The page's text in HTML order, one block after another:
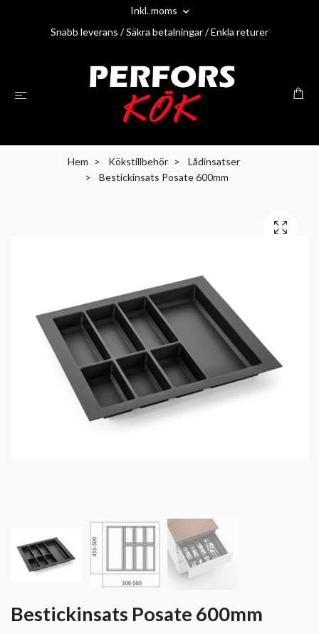
Inkl. moms
Snabb leverans / Säkra betalningar / Enkla returer
Hem Kökstillbehör
Lådinsatser
Bestickinsats Posate 600mm
Bestickinsats Posate 600mm